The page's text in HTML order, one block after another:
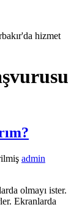
hizmet
admin
olmayı ister.
Ekranlarda